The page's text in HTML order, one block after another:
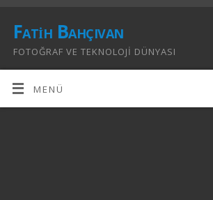
Fatih Bahçıvan
FOTOĞRAF VE TEKNOLOJI DÜNYASI
MENÜ